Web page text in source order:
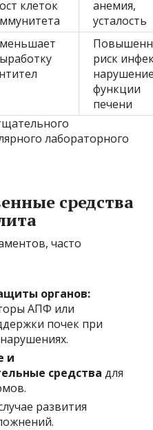
клеток
анемия,
усталость
риск
функции
печени
лабораторного
средства
часто
органов:
АПФ или
почек при
и
средства для
развития